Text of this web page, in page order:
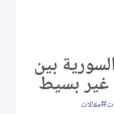
بين
بسيط
مقالات